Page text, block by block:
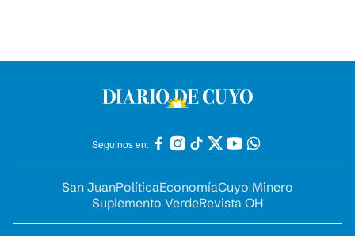
Seguinos en:
San JuanPolíticaEconomíaCuyo Minero
Suplemento VerdeRevista OH